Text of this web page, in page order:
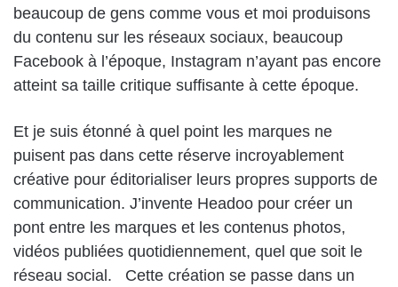
beaucoup de gens comme vous et moi produisons
du contenu sur les réseaux sociaux, beaucoup
Facebook à l’époque, Instagram n’ayant pas encore
atteint sa taille critique suffisante à cette époque.
Et je suis étonné à quel point les marques ne
puisent pas dans cette réserve incroyablement
créative pour éditorialiser leurs propres supports de
communication. J’invente Headoo pour créer un
pont entre les marques et les contenus photos,
vidéos publiées quotidiennement, quel que soit le
réseau social. Cette création se passe dans un